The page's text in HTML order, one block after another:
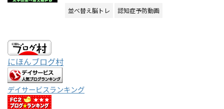
並べ替え脳トレ 認知症予防動画
にほんブログ村
デイサービスランキング